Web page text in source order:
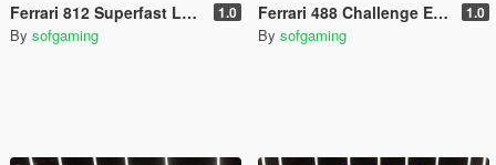
Ferrari 812 Superfast Leggera [Add-On] 1.0
By sofgaming
Ferrari 488 Challenge Evo [Add-On] 1.0
By sofgaming